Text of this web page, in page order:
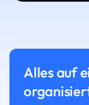
Alles auf